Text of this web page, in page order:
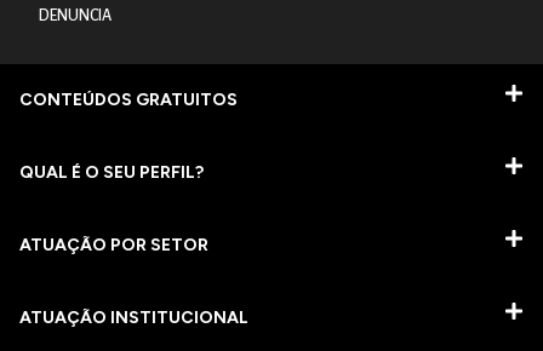
DENUNCIA
CONTEÚDOS GRATUITOS
QUAL É O SEU PERFIL?
ATUAÇÃO POR SETOR
ATUAÇÃO INSTITUCIONAL